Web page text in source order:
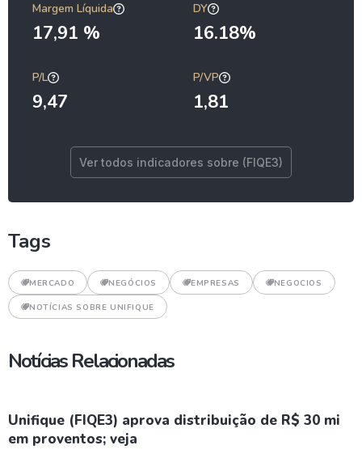
Margem Líquida
17,91 %
DY
16.18%
P/L
9,47
P/VP
1,81
Ver todos indicadores sobre (FIQE3)
Tags
MERCADO NEGÓCIOS EMPRESAS NEGOCIOS
NOTÍCIAS SOBRE UNIFIQUE
Notícias Relacionadas
Unifique (FIQE3) aprova distribuição de R$ 30 mi
em proventos; veja